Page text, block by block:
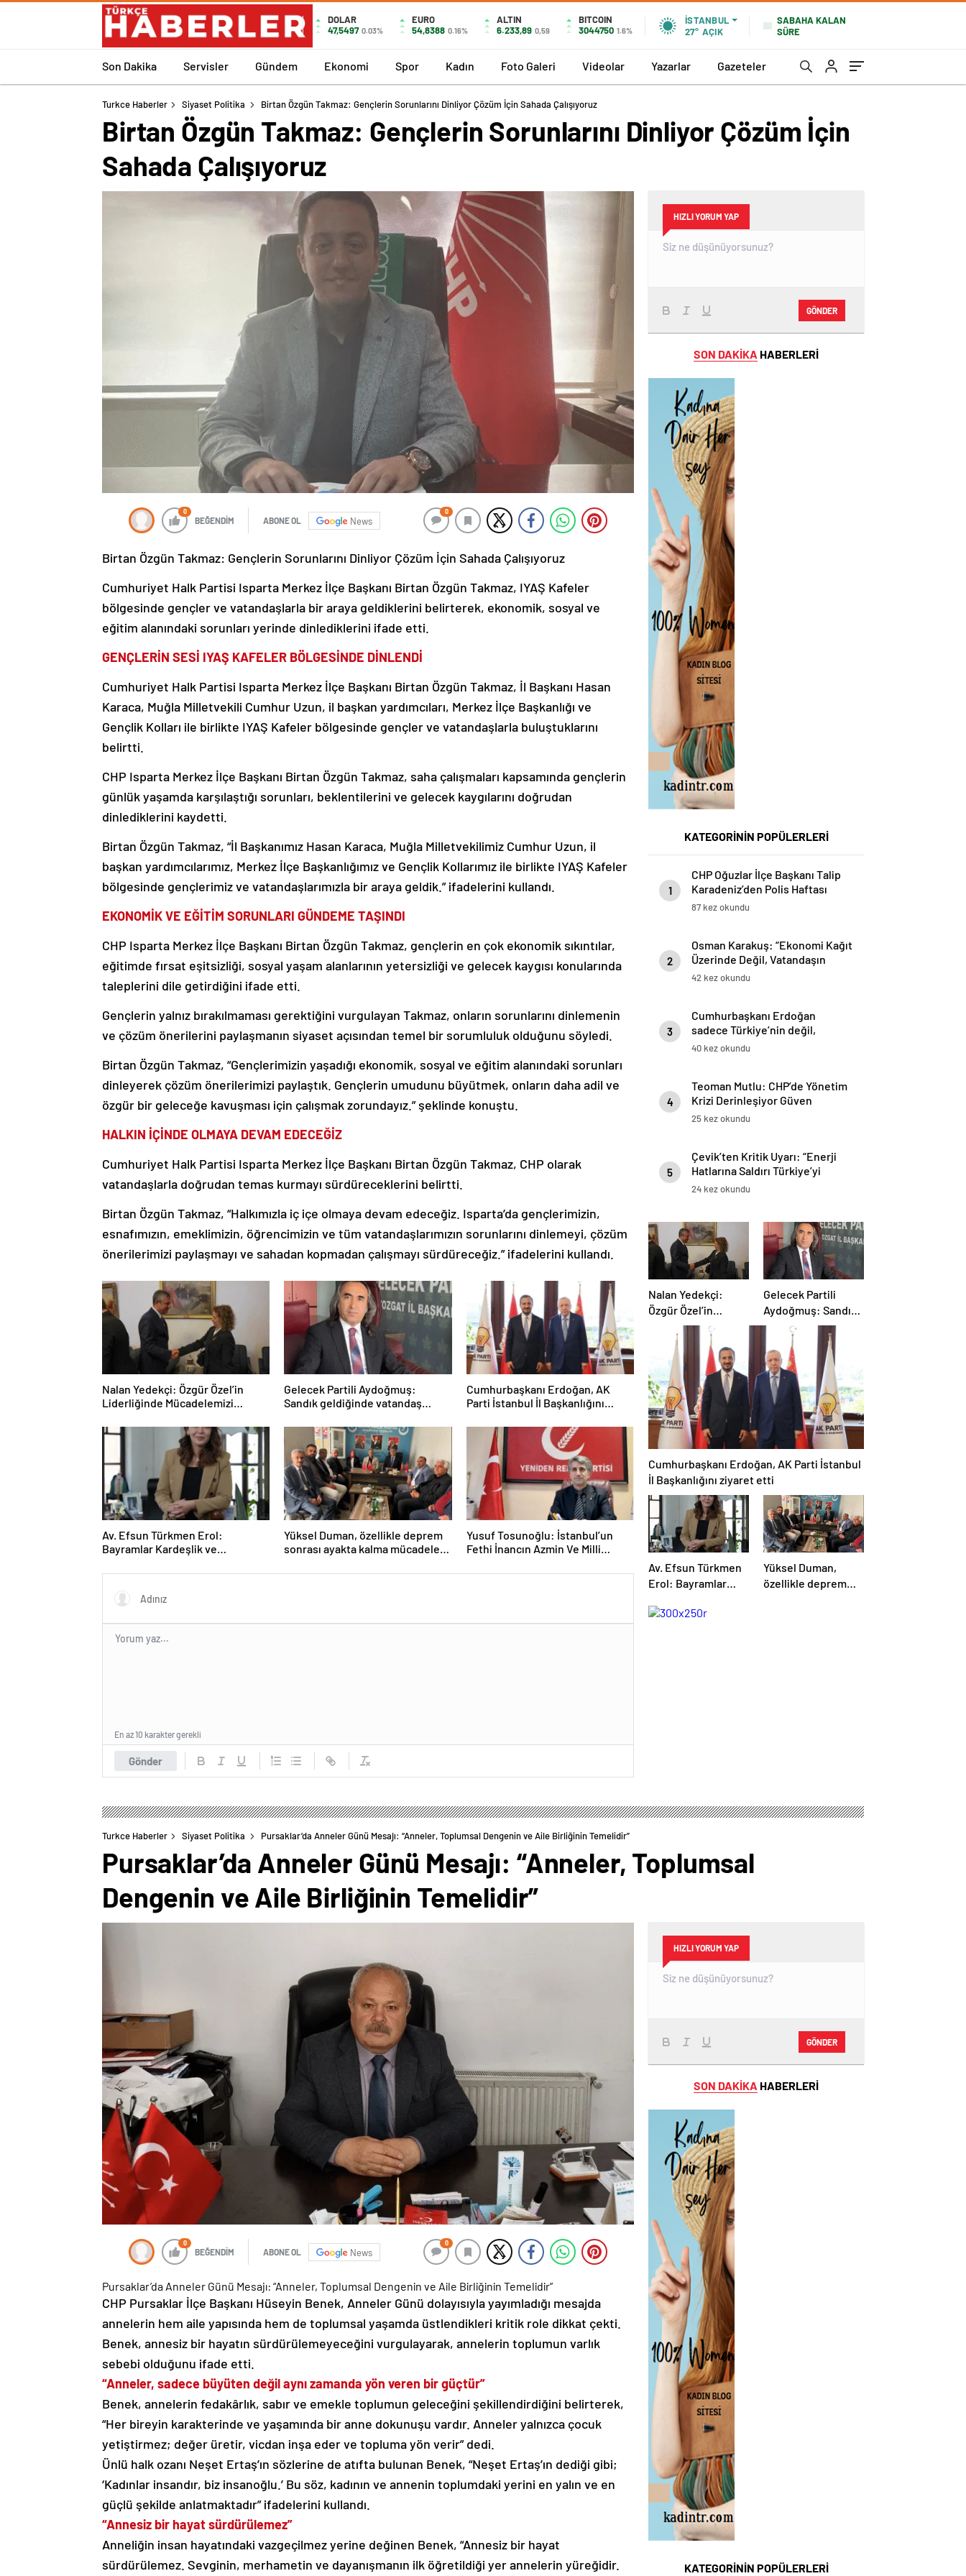
DOLAR
47,5497 0.03%
EURO
54,8388 0.16%
ALTIN
6.233,89 0,59
BITCOIN
3044750 1.6%
İSTANBUL
27° AÇIK
SABAHA KALAN
SÜRE
Son Dakika Servisler Gündem Ekonomi Spor Kadın Foto Galeri Videolar Yazarlar Gazeteler
Turkce Haberler Siyaset Politika Birtan Özgün Takmaz: Gençlerin Sorunlarını Dinliyor Çözüm İçin Sahada Çalışıyoruz
Birtan Özgün Takmaz: Gençlerin Sorunlarını Dinliyor Çözüm İçin
Sahada Çalışıyoruz
0
BEĞENDİM ABONE OL News
0
Birtan Özgün Takmaz: Gençlerin Sorunlarını Dinliyor Çözüm İçin Sahada Çalışıyoruz
Cumhuriyet Halk Partisi Isparta Merkez İlçe Başkanı Birtan Özgün Takmaz, IYAŞ Kafeler
bölgesinde gençler ve vatandaşlarla bir araya geldiklerini belirterek, ekonomik, sosyal ve
eğitim alanındaki sorunları yerinde dinlediklerini ifade etti.
GENÇLERİN SESİ IYAŞ KAFELER BÖLGESİNDE DİNLENDİ
Cumhuriyet Halk Partisi Isparta Merkez İlçe Başkanı Birtan Özgün Takmaz, İl Başkanı Hasan
Karaca, Muğla Milletvekili Cumhur Uzun, il başkan yardımcıları, Merkez İlçe Başkanlığı ve
Gençlik Kolları ile birlikte IYAŞ Kafeler bölgesinde gençler ve vatandaşlarla buluştuklarını
belirtti.
CHP Isparta Merkez İlçe Başkanı Birtan Özgün Takmaz, saha çalışmaları kapsamında gençlerin
günlük yaşamda karşılaştığı sorunları, beklentilerini ve gelecek kaygılarını doğrudan
dinlediklerini kaydetti.
Birtan Özgün Takmaz, “İl Başkanımız Hasan Karaca, Muğla Milletvekilimiz Cumhur Uzun, il
başkan yardımcılarımız, Merkez İlçe Başkanlığımız ve Gençlik Kollarımız ile birlikte IYAŞ Kafeler
bölgesinde gençlerimiz ve vatandaşlarımızla bir araya geldik.” ifadelerini kullandı.
EKONOMİK VE EĞİTİM SORUNLARI GÜNDEME TAŞINDI
CHP Isparta Merkez İlçe Başkanı Birtan Özgün Takmaz, gençlerin en çok ekonomik sıkıntılar,
eğitimde fırsat eşitsizliği, sosyal yaşam alanlarının yetersizliği ve gelecek kaygısı konularında
taleplerini dile getirdiğini ifade etti.
Gençlerin yalnız bırakılmaması gerektiğini vurgulayan Takmaz, onların sorunlarını dinlemenin
ve çözüm önerilerini paylaşmanın siyaset açısından temel bir sorumluluk olduğunu söyledi.
Birtan Özgün Takmaz, “Gençlerimizin yaşadığı ekonomik, sosyal ve eğitim alanındaki sorunları
dinleyerek çözüm önerilerimizi paylaştık. Gençlerin umudunu büyütmek, onların daha adil ve
özgür bir geleceğe kavuşması için çalışmak zorundayız.” şeklinde konuştu.
HALKIN İÇİNDE OLMAYA DEVAM EDECEĞİZ
Cumhuriyet Halk Partisi Isparta Merkez İlçe Başkanı Birtan Özgün Takmaz, CHP olarak
vatandaşlarla doğrudan temas kurmayı sürdüreceklerini belirtti.
Birtan Özgün Takmaz, “Halkımızla iç içe olmaya devam edeceğiz. Isparta’da gençlerimizin,
esnafımızın, emeklimizin, öğrencimizin ve tüm vatandaşlarımızın sorunlarını dinlemeyi, çözüm
önerilerimizi paylaşmayı ve sahadan kopmadan çalışmayı sürdüreceğiz.” ifadelerini kullandı.
Nalan Yedekçi: Özgür Özel’in
Liderliğinde Mücadelemizi
Gelecek Partili Aydoğmuş:
Sandık geldiğinde vatandaş
Cumhurbaşkanı Erdoğan, AK
Parti İstanbul İl Başkanlığını
Av. Efsun Türkmen Erol:
Bayramlar Kardeşlik ve
Zamanıdır
Yüksel Duman, özellikle deprem
sonrası ayakta kalma mücadelesi
dikkat çekti
Yusuf Tosunoğlu: İstanbul’un
Fethi İnancın Azmin Ve Milli
Gönder
En az 10 karakter gerekli
HIZLI YORUM YAP
GÖNDER
SON DAKİKA HABERLERİ
KATEGORİNİN POPÜLERLERİ
1
CHP Oğuzlar İlçe Başkanı Talip
Karadeniz’den Polis Haftası
Mesajı
87 kez okundu
2
Osman Karakuş: “Ekonomi Kağıt
Üzerinde Değil, Vatandaşın
Günlük Hayatında
42 kez okundu
3
Cumhurbaşkanı Erdoğan
sadece Türkiye’nin değil,
hepimizin lideri
40 kez okundu
4
Teoman Mutlu: CHP’de Yönetim
Krizi Derinleşiyor Güven
Erozyonu Artıyor
25 kez okundu
5
Çevik’ten Kritik Uyarı: “Enerji
Hatlarına Saldırı Türkiye’yi
Doğrudan Etkiler”
24 kez okundu
Nalan Yedekçi:
Özgür Özel’in
Liderliğinde
Mücadelemizi
Sürdüreceğiz
Gelecek Partili
Aydoğmuş: Sandık
geldiğinde
vatandaş kararını
net şekilde verecek
Cumhurbaşkanı Erdoğan, AK Parti İstanbul
İl Başkanlığını ziyaret etti
Av. Efsun Türkmen
Erol: Bayramlar
Dayanışmanın En
Yüksel Duman,
özellikle deprem
Turkce Haberler Siyaset Politika Pursaklar’da Anneler Günü Mesajı: “Anneler, Toplumsal Dengenin ve Aile Birliğinin Temelidir”
Pursaklar’da Anneler Günü Mesajı: “Anneler, Toplumsal
Dengenin ve Aile Birliğinin Temelidir”
0
BEĞENDİM ABONE OL News
0
Pursaklar’da Anneler Günü Mesajı: “Anneler, Toplumsal Dengenin ve Aile Birliğinin Temelidir”
CHP Pursaklar İlçe Başkanı Hüseyin Benek, Anneler Günü dolayısıyla yayımladığı mesajda
annelerin hem aile yapısında hem de toplumsal yaşamda üstlendikleri kritik role dikkat çekti.
Benek, annesiz bir hayatın sürdürülemeyeceğini vurgulayarak, annelerin toplumun varlık
sebebi olduğunu ifade etti.
“Anneler, sadece büyüten değil aynı zamanda yön veren bir güçtür”
Benek, annelerin fedakârlık, sabır ve emekle toplumun geleceğini şekillendirdiğini belirterek,
“Her bireyin karakterinde ve yaşamında bir anne dokunuşu vardır. Anneler yalnızca çocuk
yetiştirmez; değer üretir, vicdan inşa eder ve topluma yön verir” dedi.
Ünlü halk ozanı Neşet Ertaş’ın sözlerine de atıfta bulunan Benek, “Neşet Ertaş’ın dediği gibi;
‘Kadınlar insandır, biz insanoğlu.’ Bu söz, kadının ve annenin toplumdaki yerini en yalın ve en
güçlü şekilde anlatmaktadır” ifadelerini kullandı.
“Annesiz bir hayat sürdürülemez”
Anneliğin insan hayatındaki vazgeçilmez yerine değinen Benek, “Annesiz bir hayat
sürdürülemez. Sevginin, merhametin ve dayanışmanın ilk öğretildiği yer annelerin yüreğidir.
HIZLI YORUM YAP
GÖNDER
SON DAKİKA HABERLERİ
KATEGORİNİN POPÜLERLERİ